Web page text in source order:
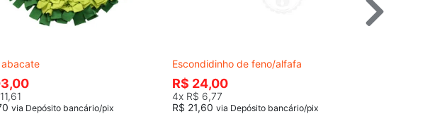
via Depósito bancário/pix
Escondidinho de feno/alfafa
R$ 24,00
4x R$ 6,77
R$ 21,60 via Depósito bancário/pix